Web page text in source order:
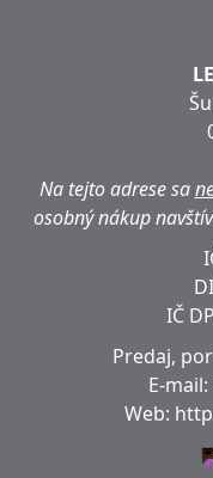
Na tejto adrese sa
osobný nákup
IČ
Predaj,
E-mail:
Web: